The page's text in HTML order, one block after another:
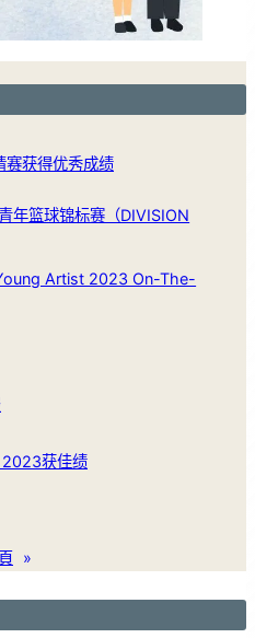
获得优秀成绩
年篮球锦标赛（DIVISION
Artist 2023 On-The-
获佳绩
»